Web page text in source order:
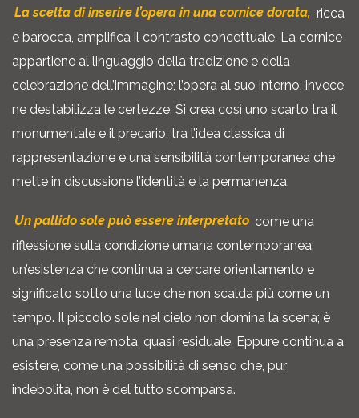
La scelta di inserire l’opera in una cornice dorata, ricca
e barocca, amplifica il contrasto concettuale. La cornice
appartiene al linguaggio della tradizione e della
celebrazione dell’immagine; l’opera al suo interno, invece,
ne destabilizza le certezze. Si crea così uno scarto tra il
monumentale e il precario, tra l’idea classica di
rappresentazione e una sensibilità contemporanea che
mette in discussione l’identità e la permanenza.
Un pallido sole può essere interpretato come una
riflessione sulla condizione umana contemporanea:
un’esistenza che continua a cercare orientamento e
significato sotto una luce che non scalda più come un
tempo. Il piccolo sole nel cielo non domina la scena; è
una presenza remota, quasi residuale. Eppure continua a
esistere, come una possibilità di senso che, pur
indebolita, non è del tutto scomparsa.